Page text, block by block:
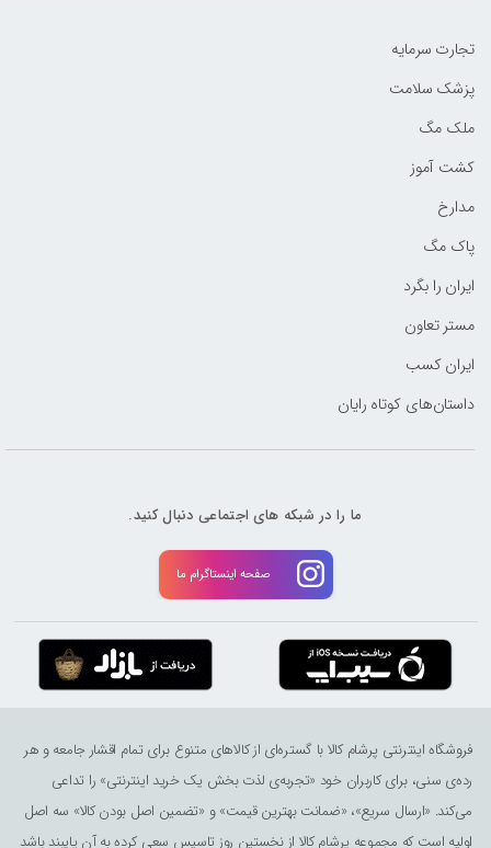
تجارت سرمایه
پزشک سلامت
ملک مگ
کشت آموز
مدارخ
پاک مگ
ایران را بگرد
مستر تعاون
ایران کسب
داستان‌های کوتاه رایان
ما را در شبکه های اجتماعی دنبال کنید.
صفحه اینستاگرام ما
فروشگاه اینترنتی پرشام کالا با گستره‌ای از کالاهای متنوع برای تمام اقشار جامعه و هر
رده‌ی سنی، برای کاربران خود «تجربه‌ی لذت ‌بخش یک خرید اینترنتی» را تداعی
می‌کند. «ارسال سریع»، «ضمانت بهترین قیمت» و «تضمین اصل بودن کالا» سه اصل
اولیه است که مجموعه پرشام کالا از نخستین روز تاسیس سعی کرده به آن پایبند باشد